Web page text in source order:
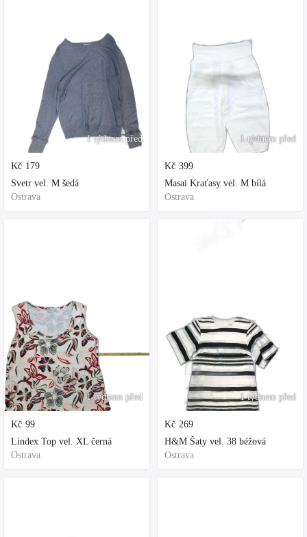
1 týdnem před
Kč 179
Svetr vel. M šedá
Ostrava
1 týdnem před
Kč 99
Lindex Top vel. XL černá
Ostrava
1 týdnem před
Kč 399
Masai Kraťasy vel. M bílá
Ostrava
1 týdnem před
Kč 269
H&M Šaty vel. 38 béžová
Ostrava